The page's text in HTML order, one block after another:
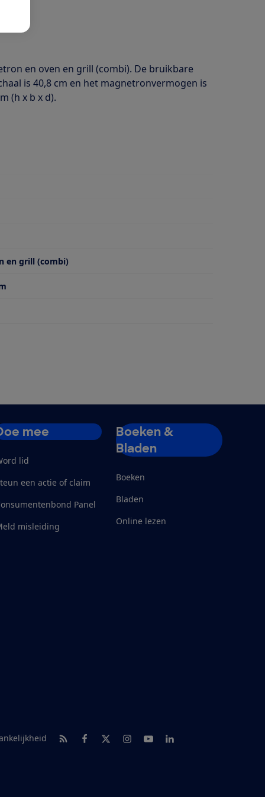
en oven en grill (combi). De bruikbare
is 40,8 cm en het magnetronvermogen is
(h x b x d).
en grill (combi)
mee
lid
een actie of claim
Panel
misleiding
Boeken &
Bladen
Boeken
Bladen
Online lezen
RSS-feed nieuws
Facebook
TwitterInstagram
YoutubeLinkedIn